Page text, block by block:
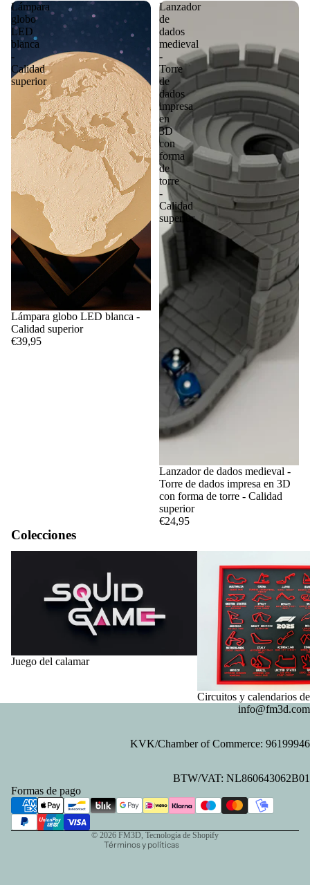
Lámpara
globo
LED
blanca
-
Calidad
superior
Lámpara globo LED blanca -
Calidad superior
€39,95
Lanzador
de
dados
medieval
-
Torre
de
dados
impresa
en
3D
con
forma
de
torre
-
Calidad
superior
Lanzador de dados medieval -
Torre de dados impresa en 3D
con forma de torre - Calidad
superior
€24,95
Colecciones
Juego del calamar
Circuitos y calendarios
info@fm3d.com
KVK/Chamber of Commerce: 96199946
BTW/VAT: NL860643062B01
Formas de pago
© 2026 FM3D , Tecnología de Shopify
Términos y políticas
Información de contacto
Términos del servicio